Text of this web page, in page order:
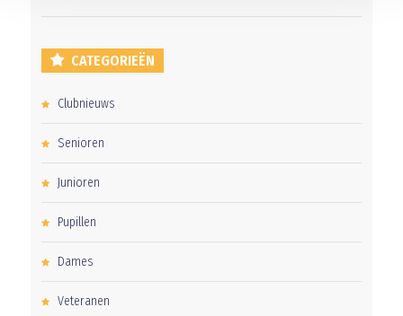
CATEGORIEËN
Clubnieuws
Senioren
Junioren
Pupillen
Dames
Veteranen